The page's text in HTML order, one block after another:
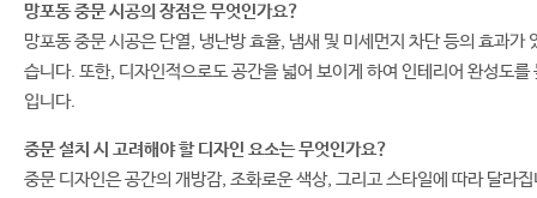
망포동 중문 시공의 장점은 무엇인가요?
망포동 중문 시공은 단열, 냉난방 효율, 냄새 및 미세먼지 차단 등의 효과가
습니다. 또한, 디자인적으로도 공간을 넓어 보이게 하여 인테리어 완성도를
입니다.
중문 설치 시 고려해야 할 디자인 요소는 무엇인가요?
중문 디자인은 공간의 개방감, 조화로운 색상, 그리고 스타일에 따라 달라집